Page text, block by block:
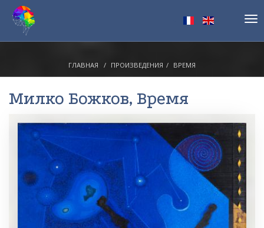
ГЛАВНАЯ ПРОИЗВЕДЕНИЯ ВРЕМЯ
Милко Божков, Время